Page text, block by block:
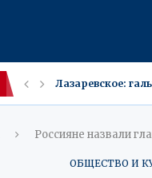
Мать из
Удаляйте
Лебедев
Пашинян
В
Сургут отложил
Пропал мужчина
Расходы россиян
Россияне назвали
ОБЩЕСТВО И